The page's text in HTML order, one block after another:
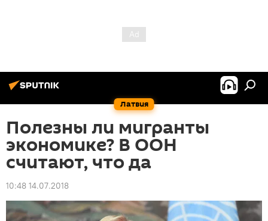
Латвия
Полезны ли мигранты
экономике? В ООН
считают, что да
10:48 14.07.2018